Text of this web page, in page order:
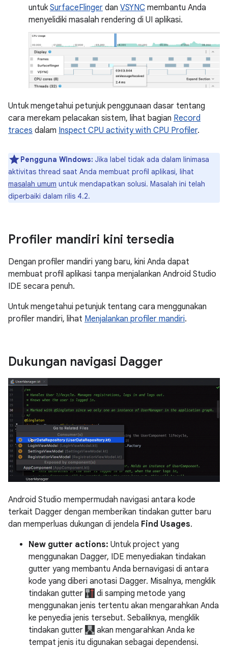
untuk SurfaceFlinger dan VSYNC membantu Anda
menyelidiki masalah rendering di UI aplikasi.
Untuk mengetahui petunjuk penggunaan dasar tentang
cara merekam pelacakan sistem, lihat bagian Record
traces dalam Inspect CPU activity with CPU Profiler.
Pengguna Windows: Jika label tidak ada dalam linimasa
aktivitas thread saat Anda membuat profil aplikasi, lihat
masalah umum untuk mendapatkan solusi. Masalah ini telah
diperbaiki dalam rilis 4.2.
Profiler mandiri kini tersedia
Dengan profiler mandiri yang baru, kini Anda dapat
membuat profil aplikasi tanpa menjalankan Android Studio
IDE secara penuh.
Untuk mengetahui petunjuk tentang cara menggunakan
profiler mandiri, lihat Menjalankan profiler mandiri.
Dukungan navigasi Dagger
Android Studio mempermudah navigasi antara kode
terkait Dagger dengan memberikan tindakan gutter baru
dan memperluas dukungan di jendela Find Usages.
New gutter actions: Untuk project yang
menggunakan Dagger, IDE menyediakan tindakan
gutter yang membantu Anda bernavigasi di antara
kode yang diberi anotasi Dagger. Misalnya, mengklik
tindakan gutter
di samping metode yang
menggunakan jenis tertentu akan mengarahkan Anda
ke penyedia jenis tersebut. Sebaliknya, mengklik
tindakan gutter
akan mengarahkan Anda ke
tempat jenis itu digunakan sebagai dependensi.